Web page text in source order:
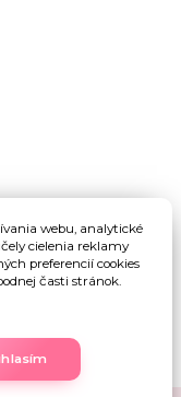
webu, analytické
cielenia reklamy
preferencií cookies
časti stránok.